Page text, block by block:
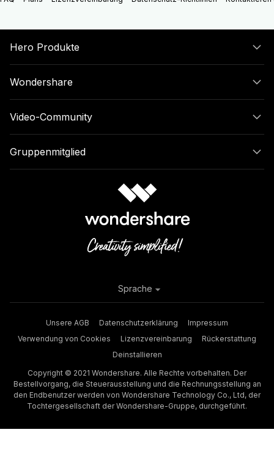
Hero Produkte
Wondershare
Video-Community
Gruppenmitglied
Unsere AGB Datenschutzerklärung
Impressum
Verwendung von Cookies
Lizenzvereinbarung
Rückerstattung
Deinstallieren
Copyright © 2021 Wondershare. Alle Rechte vorbehalten. Der
Bestellvorgang, die Steuerausstellung und die Rechnungsstellung an
den Endbenutzer werden von Wondershare Technology Co., Ltd, der
Tochtergesellschaft der Wondershare-Gruppe, durchgeführt.
Sprache